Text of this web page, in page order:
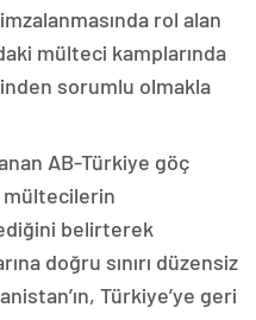
rol alan
mülteci kamplarında
sorumlu olmakla
AB-Türkiye göç
mültecilerin
belirterek
doğru sınırı düzensiz
Türkiye’ye geri